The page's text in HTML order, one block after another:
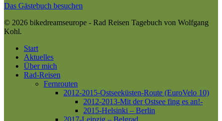
Das Gästebuch besuchen
© 2026 bikedreamseurope - Rad Reisen Tagebuch von Wolfgang
Kohl.
Close
Menu
Start
Aktuelles
Über mich
Rad-Reisen
Fernrouten
2012-2015-Ostseeküsten-Route (EuroVelo 10)
2012-2013-Mit der Ostsee fing es an!-
2015-Helsinki – Berlin
2017-Leipzig – Belgrad